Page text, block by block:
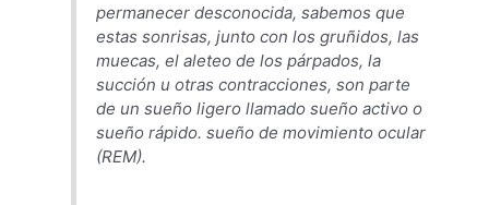
permanecer desconocida, sabemos que
estas sonrisas, junto con los gruñidos, las
muecas, el aleteo de los párpados, la
succión u otras contracciones, son parte
de un sueño ligero llamado sueño activo o
sueño rápido. sueño de movimiento ocular
(REM).